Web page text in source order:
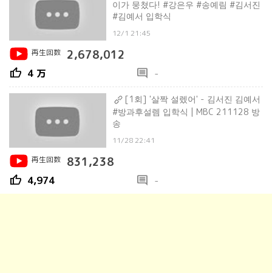
이가 뭉쳤다! #강은우 #송예림 #김서진
#김예서 입학식
12/1 21:45
再生回数
2,678,012
thumb_up 4 万 comment -
[1회] '살짝 설렜어' - 김서진 김예서
#방과후설렘 입학식 | MBC 211128 방
송
11/28 22:41
再生回数
831,238
thumb_up 4,974 comment -